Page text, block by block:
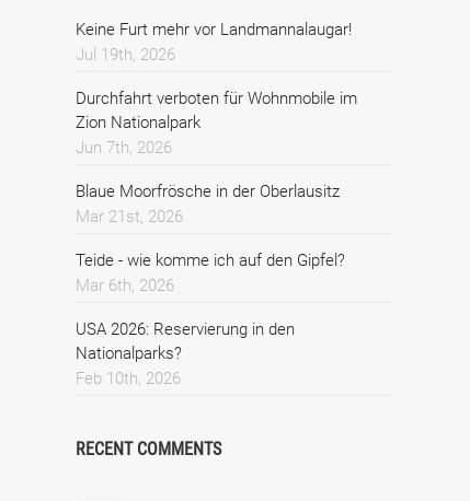
Keine Furt mehr vor Landmannalaugar!
Jul 19th, 2026
Durchfahrt verboten für Wohnmobile im
Zion Nationalpark
Jun 7th, 2026
Blaue Moorfrösche in der Oberlausitz
Mar 21st, 2026
Teide - wie komme ich auf den Gipfel?
Mar 6th, 2026
USA 2026: Reservierung in den
Nationalparks?
Feb 10th, 2026
RECENT COMMENTS